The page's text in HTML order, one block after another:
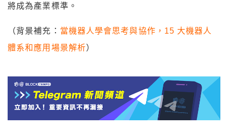
將成為產業標準。
（背景補充： 當機器人學會思考與協作，15 大機器人
體系和應用場景解析）